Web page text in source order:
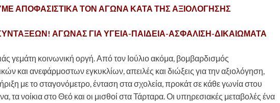
ΑΠΟΦΑΣΙΣΤΙΚΑ ΤΟΝ ΑΓΩΝΑ ΚΑΤΑ ΤΗΣ ΑΞΙΟΛΟΓΗΣΗΣ
ΑΓΩΝΑΣ ΓΙΑ ΥΓΕΙΑ-ΠΑΙΔΕΙΑ-ΑΣΦΑΛΙΣΗ-ΔΙΚΑΙΩΜΑΤΑ
γεμάτη κοινωνική οργή. Από τον Ιούλιο ακόμα, βομβαρδισμός
και ανεφάρμοστων εγκυκλίων, απειλές και διώξεις για την αξιολόγηση,
με το σταγονόμετρο, ένταση στα σχολεία, προκάτ σε κάθε γωνία στου
τα νοίκια στο Θεό και οι μισθοί στα Τάρταρα. Οι υπηρεσιακές μεταβολές ένα